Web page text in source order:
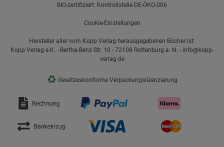
BIO-zertifiziert: Kontrollstelle DE-ÖKO-006
Cookie-Einstellungen
Hersteller aller vom Kopp Verlag herausgegebenen Bücher ist:
Kopp Verlag e.K. - Bertha-Benz-Str. 10 - 72108 Rottenburg a. N. - info@kopp-
verlag.de
♻ Gesetzeskonforme Verpackungslizenzierung